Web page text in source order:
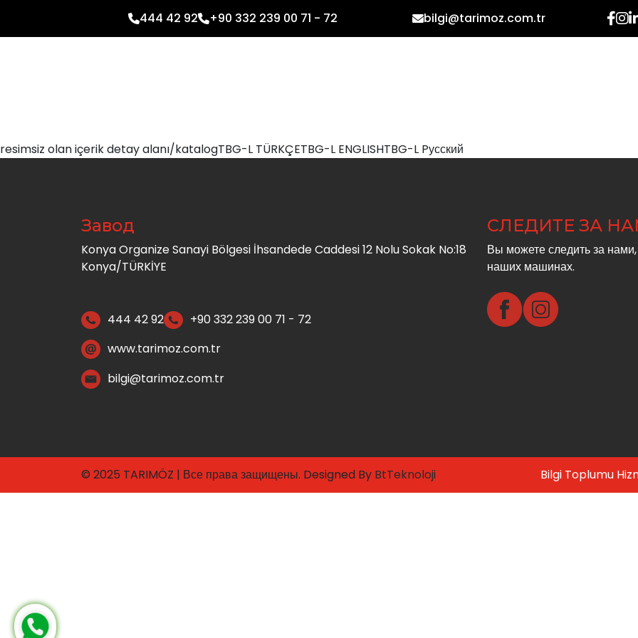
444 42 92 +90 332 239 00 71 - 72 bilgi@tarimoz.com.tr
resimsiz olan içerik detay alanı/katalogTBG-L TÜRKÇETBG-L ENGLISHTBG-L Pусский
Завод
Konya Organize Sanayi Bölgesi İhsandede Caddesi 12 Nolu Sokak No:18
Konya/TÜRKİYE
444 42 92
+90 332 239 00 71 - 72
www.tarimoz.com.tr
bilgi@tarimoz.com.tr
СЛЕДИТЕ ЗА
Вы можете следить за
наших машинах.
© 2025 TARIMÖZ | Все права защищены. Designed By BtTeknoloji Bilgi Toplumu